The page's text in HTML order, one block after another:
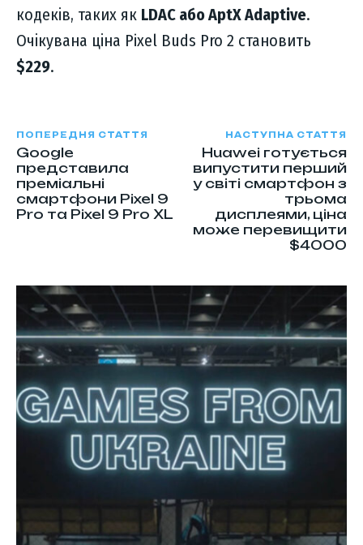
кодеків, таких як LDAC або AptX Adaptive.
Очікувана ціна Pixel Buds Pro 2 становить
$229.
ПОПЕРЕДНЯ СТАТТЯ
Google
представила
преміальні
смартфони Pixel 9
Pro та Pixel 9 Pro XL
НАСТУПНА СТАТТЯ
Huawei готується
випустити перший
у світі смартфон з
трьома
дисплеями, ціна
може перевищити
$4000